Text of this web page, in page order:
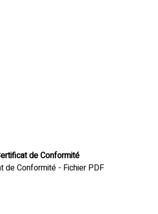
de Conformité
de Conformité - Fichier PDF